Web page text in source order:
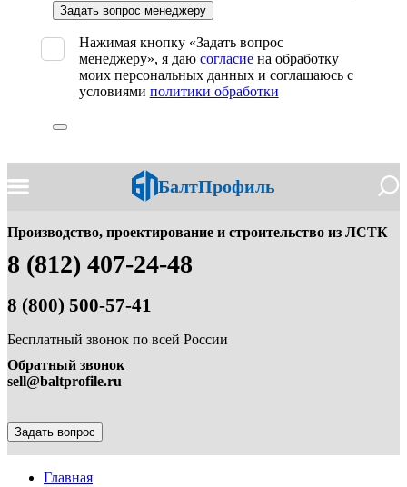
Оставьте
это
поле
пустым.
Нажимая кнопку «Задать вопрос
менеджеру», я даю согласиена обработку
моих персональных данных и соглашаюсь с
условиями политики обработки
БалтПрофиль
Производство, проектирование и строительство из ЛСТК
8 (812) 407-24-48
8 (800) 500-57-41
Бесплатный звонок по всей России
Обратный звонок
sell@baltprofile.ru
Задать вопрос
Главная